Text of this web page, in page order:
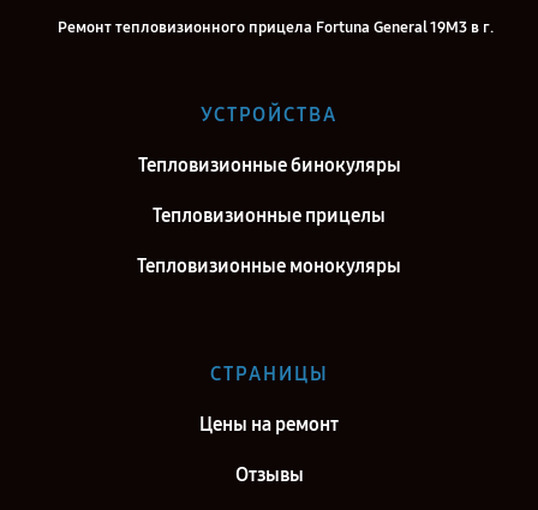
Ремонт тепловизионного прицела Fortuna General 19M3 в г.
Екатеринбург
Ремонт тепловизионного прицела Fortuna General 19M3 в г.
Ремонт тепловизионного прицела Fortuna General 19M3 в г.
Воронеж
Ремонт тепловизионного прицела Fortuna General 19M3 в г.
Ремонт тепловизионного прицела Fortuna General 19M3 в г. Киров
Ремонт тепловизионного прицела Fortuna General 19M3 в г. Санкт-
УСТРОЙСТВА
Тепловизионные бинокуляры
Тепловизионные прицелы
Тепловизионные монокуляры
СТРАНИЦЫ
Цены на ремонт
Отзывы